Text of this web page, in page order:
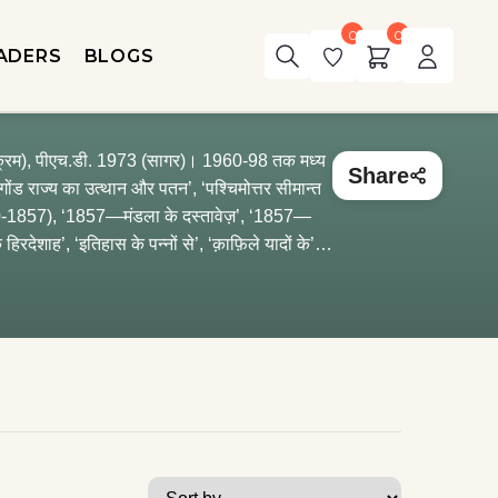
BLOGS
0 0
1857), ‘1857—मंडला के दस्तावेज़’, ‘1857—
‘इतिहास के पन्नों से’, ‘क़ाफ़ि‍ले यादों के’,
Share